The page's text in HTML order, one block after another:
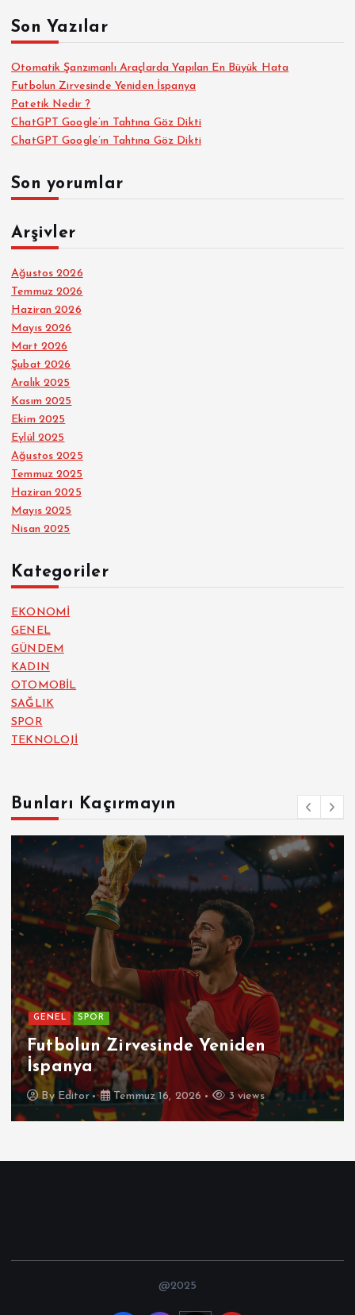
:Son Yazılar
Otomatik Şanzımanlı Araçlarda Yapılan En Büyük Hata
Futbolun Zirvesinde Yeniden İspanya
Patetik Nedir ?
ChatGPT Google’ın Tahtına Göz Dikti
ChatGPT Google’ın Tahtına Göz Dikti
Son yorumlar
Arşivler
Ağustos 2026
Temmuz 2026
Haziran 2026
Mayıs 2026
Mart 2026
Şubat 2026
Aralık 2025
Kasım 2025
Ekim 2025
Eylül 2025
Ağustos 2025
Temmuz 2025
Haziran 2025
Mayıs 2025
Nisan 2025
Kategoriler
EKONOMİ
GENEL
GÜNDEM
KADIN
OTOMOBİL
SAĞLIK
SPOR
TEKNOLOJİ
Bunları Kaçırmayın
GENEL
Patetik Nedir ?
By Editor Temmuz 7, 2026 5 views
@2025